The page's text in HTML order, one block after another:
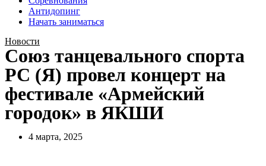
Антидопинг
Начать заниматься
Новости
Союз танцевального спорта
РС (Я) провел концерт на
фестивале «Армейский
городок» в ЯКШИ
4 марта, 2025